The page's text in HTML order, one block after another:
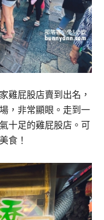
雞屁股店賣到出名，
，非常顯眼。走到一
十足的雞屁股店。可
食！